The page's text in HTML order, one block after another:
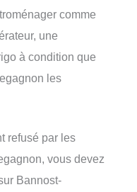
comme
une
à condition que
les
refusé par les
vous devez
Bannost-